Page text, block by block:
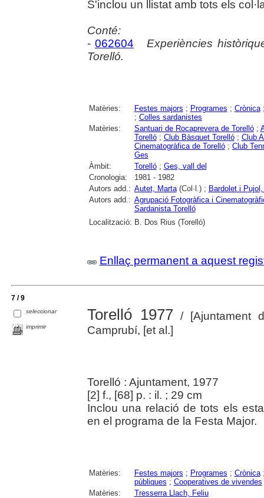
S'inclou un llistat amb tots els
Conté:
-062604
Experiències
Torelló.
Matèries: Festes majors ; Programes ; Crònica
; Colles sardanistes
Matèries:
Santuari de Rocaprevera de Torelló;
Torelló; Club Bàsquet Torelló; Club
Cinematogràfica de Torelló; Club
Ges
Àmbit:
Torelló; Ges, vall del
Cronologia:
1981 - 1982
Autors add.: Autet, Marta(Col·l.) ; Bardolet i
Autors add.: Agrupació Fotogràfica i
Sardanista Torelló
Localització: B. Dos Rius (Torelló)
Enllaç permanent a aquest
7 / 9
seleccionar
imprimir
Torelló 1977 / [Ajuntament
Camprubí, [et al.]
Torelló : Ajuntament, 1977
[2] f., [68] p. : il. ; 29 cm
Inclou una relació de tots els
en el programa de la Festa Major.
Matèries: Festes majors ; Programes ; Crònica
públiques ; Cooperatives de vivendes
Matèries:
Tresserra Llach, Feliu